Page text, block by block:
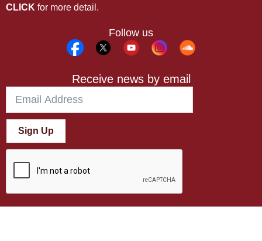
CLICK for more detail.
Follow us
Receive news by email
Sign Up